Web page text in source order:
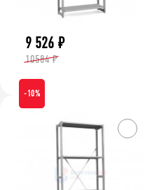
9 526 ₽
10584 ₽
-10%